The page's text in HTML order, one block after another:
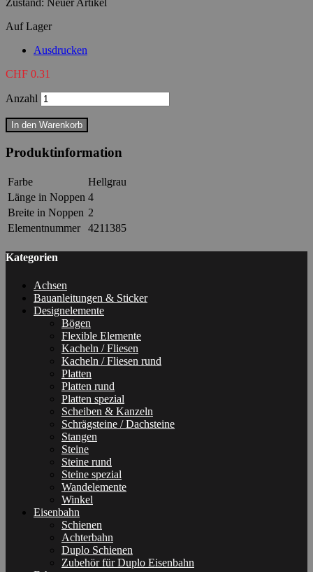
Auf Lager
Ausdrucken
CHF 0.31
Anzahl
In den Warenkorb
Produktinformation
Farbe
Hellgrau
Länge in Noppen 4
Breite in Noppen 2
Elementnummer
4211385
Kategorien
Achsen
Bauanleitungen & Sticker
Designelemente
Bögen
Flexible Elemente
Kacheln / Fliesen
Kacheln / Fliesen rund
Platten
Platten rund
Platten spezial
Scheiben & Kanzeln
Schrägsteine / Dachsteine
Stangen
Steine
Steine rund
Steine spezial
Wandelemente
Winkel
Eisenbahn
Schienen
Achterbahn
Duplo Schienen
Zubehör für Duplo Eisenbahn